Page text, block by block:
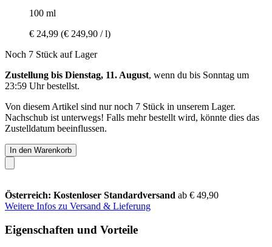
100 ml
€ 24,99 (€ 249,90 / l)
Noch 7 Stück auf Lager
Zustellung bis Dienstag, 11. August, wenn du bis Sonntag um
23:59 Uhrbestellst.
Von diesem Artikel sind nur noch 7 Stück in unserem Lager.
Nachschub ist unterwegs! Falls mehr bestellt wird, könnte dies das
Zustelldatum beeinflussen.
In den Warenkorb
Österreich: Kostenloser Standardversand ab € 49,90
Weitere Infos zu Versand & Lieferung
Eigenschaften und Vorteile